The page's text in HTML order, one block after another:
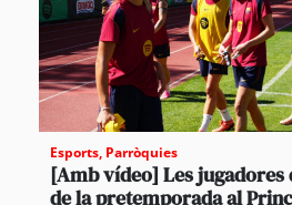
Esports, Parròquies
[Amb vídeo] Les jugadores
de la pretemporada al